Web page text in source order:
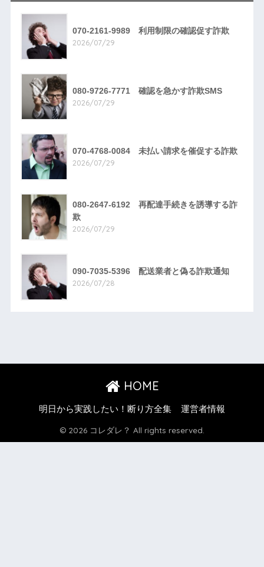
070-2161-9989 利用制限の確認促す詐欺
2026/07/29
080-9726-7771 確認を急かす詐欺SMS
2026/07/29
070-4768-0084 未払い請求を催促する詐欺
2026/07/29
080-2647-6192 再配達手続きを誘導する詐
欺
2026/07/29
090-7035-5396 配送業者と偽る詐欺通知
2026/07/28
HOME
明日から実践したい！断り方全集 運営者情報
© 2026 コレダレ？ All rights reserved.